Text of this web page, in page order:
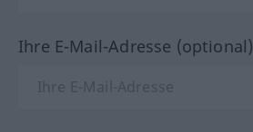
Ihre E-Mail-Adresse (optional)